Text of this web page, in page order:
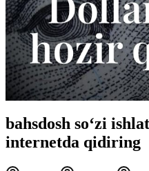
bahsdosh so‘zi
internetda qidiring